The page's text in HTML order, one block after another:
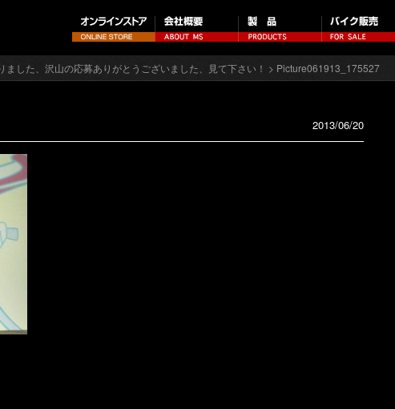
ました、沢山の応募ありがとうございました、見て下さい！ > Picture061913_175527
2013/06/20